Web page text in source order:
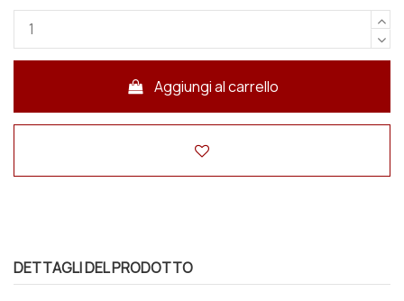
Aggiungi al carrello
DETTAGLI DEL PRODOTTO